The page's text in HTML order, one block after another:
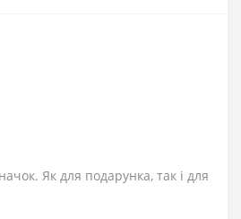
Як для подарунка, так і для